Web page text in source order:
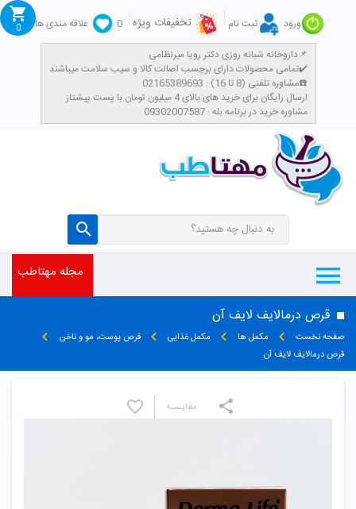
ورود ثبت نام تخفیفات ویژه 0
علاقه مندی ها
داروخانه شبانه روزی دکتر رویا میرنظامی📌
تمامی محصولات دارای برچسب اصالت کالا و سیب سلامت میباشند✔️
مشاوره تلفنی (8 تا 16) : 02165389693☎️
​ارسال رایگان برای خرید های بالای 4 میلیون تومان با پست پیشتاز
مشاوره خرید در برنامه بله : 09302007587
0
مجله مهتاطب
قرص درمالایف لایف آن
صفحه نخست مکمل ها مکمل غذایی
قرص پوست، مو و ناخن
قرص درمالایف لایف آن
مقایسـه